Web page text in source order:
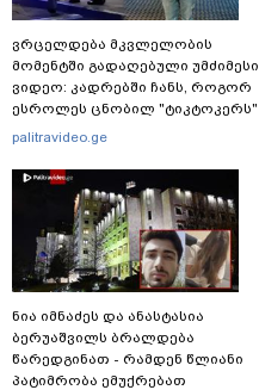
ვრცელდება მკვლელობის
მომენტში გადაღებული უმძიმესი
ვიდეო: კადრებში ჩანს, როგორ
ესროლეს ცნობილ "ტიკტოკერს"
ლაივის დროს - რას ამბობს
palitravideo.ge
ნია იმნაძეს და ანასტასია
ბერუაშვილს ბრალდება
წარედგინათ - რამდენ წლიანი
პატიმრობა ემუქრებათ